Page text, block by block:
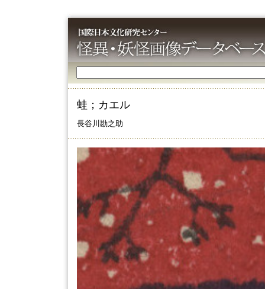
蛙；カエル
長谷川勘之助